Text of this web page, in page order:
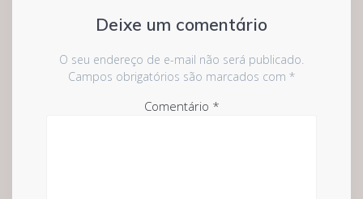
Deixe um comentário
O seu endereço de e-mail não será publicado.
Campos obrigatórios são marcados com *
Comentário *